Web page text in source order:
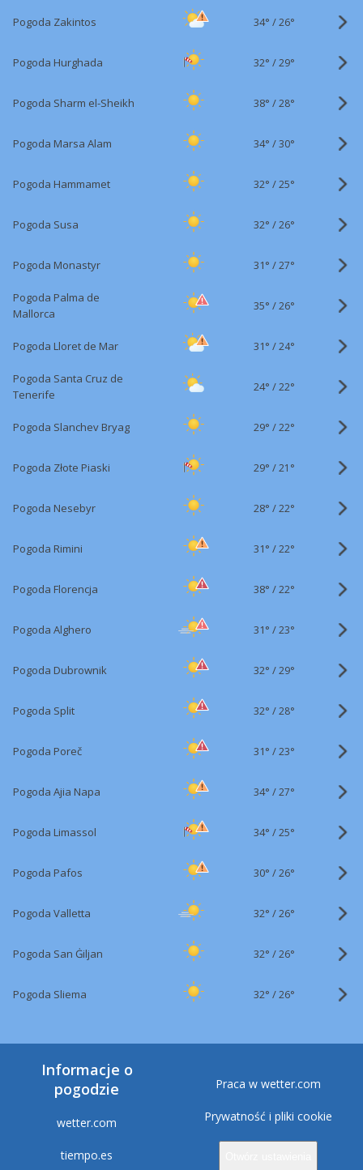
Pogoda Zakintos 34° /26°
Pogoda Hurghada 32° /29°
Pogoda Sharm el-Sheikh 38° /28°
Pogoda Marsa Alam 34° /30°
Pogoda Hammamet 32° /25°
Pogoda Susa 32° /26°
Pogoda Monastyr 31° /27°
Pogoda Palma de
Mallorca
35° /26°
Pogoda Lloret de Mar 31° /24°
Pogoda Santa Cruz de
Tenerife
24° /22°
Pogoda Slanchev Bryag 29° /22°
Pogoda Złote Piaski 29° /21°
Pogoda Nesebyr 28° /22°
Pogoda Rimini 31° /22°
Pogoda Florencja 38° /22°
Pogoda Alghero 31° /23°
Pogoda Dubrownik 32° /29°
Pogoda Split 32° /28°
Pogoda Poreč 31° /23°
Pogoda Ajia Napa 34° /27°
Pogoda Limassol 34° /25°
Pogoda Pafos 30° /26°
Pogoda Valletta 32° /26°
Pogoda San Ġiljan 32° /26°
Pogoda Sliema 32° /26°
Informacje o
pogodzie
wetter.com
tiempo.es
Praca w wetter.com
Prywatność i pliki cookie